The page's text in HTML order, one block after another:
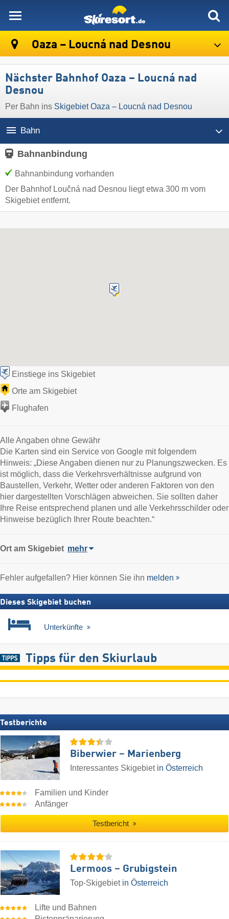
Oaza – Loucná nad Desnou
Nächster Bahnhof Oaza – Loucná nad
Desnou
Per Bahn ins Skigebiet Oaza – Loucná nad Desnou
Bahn
Bahnanbindung
Bahnanbindung vorhanden
Der Bahnhof Loučná nad Desnou liegt etwa 300 m vom
Skigebiet entfernt.
Einstiege ins Skigebiet
Orte am Skigebiet
Flughafen
Alle Angaben ohne Gewähr
Die Karten sind ein Service von Google mit folgendem
Hinweis: „Diese Angaben dienen nur zu Planungszwecken. Es
ist möglich, dass die Verkehrsverhältnisse aufgrund von
Baustellen, Verkehr, Wetter oder anderen Faktoren von den
hier dargestellten Vorschlägen abweichen. Sie sollten daher
Ihre Reise entsprechend planen und alle Verkehrsschilder oder
Hinweise bezüglich Ihrer Route beachten.“
Ort am Skigebiet mehr
Fehler aufgefallen? Hier können Sie ihn melden
Dieses Skigebiet buchen
Unterkünfte
Tipps für den Skiurlaub
Testberichte
Biberwier – Marienberg
Interessantes Skigebiet in Österreich
Familien und Kinder
Anfänger
Testbericht
Lermoos – Grubigstein
Top-Skigebiet in Österreich
Lifte und Bahnen